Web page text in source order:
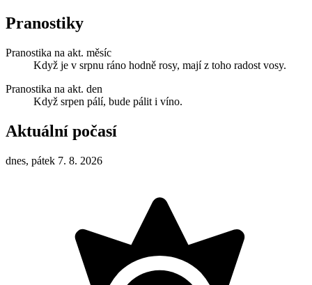
Pranostiky
Pranostika na akt. měsíc
Když je v srpnu ráno hodně rosy, mají z toho radost vosy.
Pranostika na akt. den
Když srpen pálí, bude pálit i víno.
Aktuální počasí
dnes, pátek 7. 8. 2026